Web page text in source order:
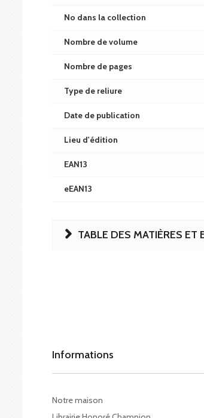
No dans la collection
Nombre de volume
Nombre de pages
Type de reliure
Date de publication
Lieu d'édition
EAN13
eEAN13
TABLE DES MATIÈRES ET
Informations
Notre maison